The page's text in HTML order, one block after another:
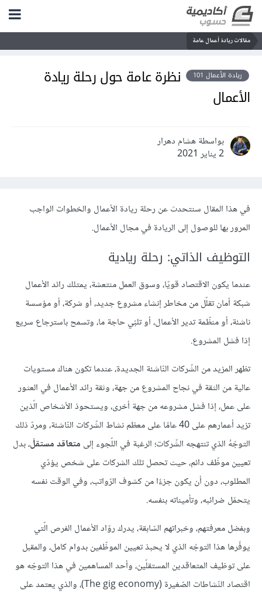
مقالات ريادة أعمال عامة
ريادة الأعمال 101
نظرة عامة حول رحلة ريادة
الأعمال
بواسطة هشام دهرار
2 يناير 2021
في هذا المقال سنتحدث عن رحلة ريادة الأعمال والخطوات الواجب
المرور بها للوصول إلى الريادة في مجال الأعمال.
التوظيف الذاتي: رحلة ريادية
عندما يكون الاقتصاد قويّا، وسوق العمل منتعشة، يمتلك رائد الأعمال
شبكة أمان تقلّل من مخاطر إنشاء مشروع جديد، أو شركة، أو مؤسسة
ناشئة، أو منظّمة تدير الأعمال، أو تلبّي حاجة ما، وتسمح باسترجاع سريع
إذا فشل المشروع.
تظهر المزيد من الشّركات النّاشئة الجديدة، عندما تكون هناك مستويات
عالية من الثقة في نجاح المشروع من جهة، وثقة رائد الأعمال في العثور
على عمل، إذا فشل مشروعه من جهة أخرى، ويستحوذ الأشخاص الّذين
تزيد أعمارهم على 40 عامًا على معظم نشاط الشّركات النّاشئة، ومردّ ذلك
التوجّهُ الذي تنتهجه الشّركات؛ الرغبة في اللّجوء إلى متعاقد مستقلّ، بدل
تعيين موظّف دائم، حيث تحصل تلك الشركات على شخص يؤدّي
المطلوب، دون أن يكون جزءًا من كشوف الرّواتب، وفي الوقت نفسه
يتحمّل ضرائبه، وتأميناته بنفسه.
وبفضل معرفتهم، وخبراتهم السّابقة، يدرك روّاد الأعمال الفرص الّتي
يوفّرها هذا التوجّه الذي لا يحبذ تعيين الموظّفين بدوام كامل، والمقبل
على توظيف المتعاقدين المستقلّين، وأحد المساهمين في هذا التوجّه هو
اقتصاد النّشاطات الصّغيرة (The gig economy)، والذي يعتمد على